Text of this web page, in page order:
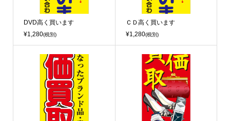
DVD高く買います
¥1,280(税別)
ＣＤ高く買います
¥1,280(税別)